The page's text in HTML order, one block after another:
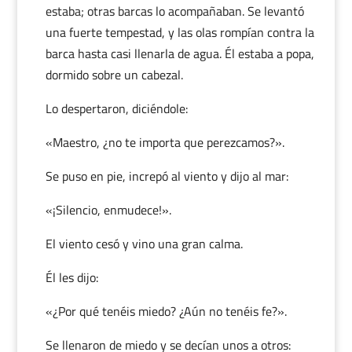
estaba; otras barcas lo acompañaban. Se levantó
una fuerte tempestad, y las olas rompían contra la
barca hasta casi llenarla de agua. Él estaba a popa,
dormido sobre un cabezal.
Lo despertaron, diciéndole:
«Maestro, ¿no te importa que perezcamos?».
Se puso en pie, increpó al viento y dijo al mar:
«¡Silencio, enmudece!».
El viento cesó y vino una gran calma.
Él les dijo:
«¿Por qué tenéis miedo? ¿Aún no tenéis fe?».
Se llenaron de miedo y se decían unos a otros: